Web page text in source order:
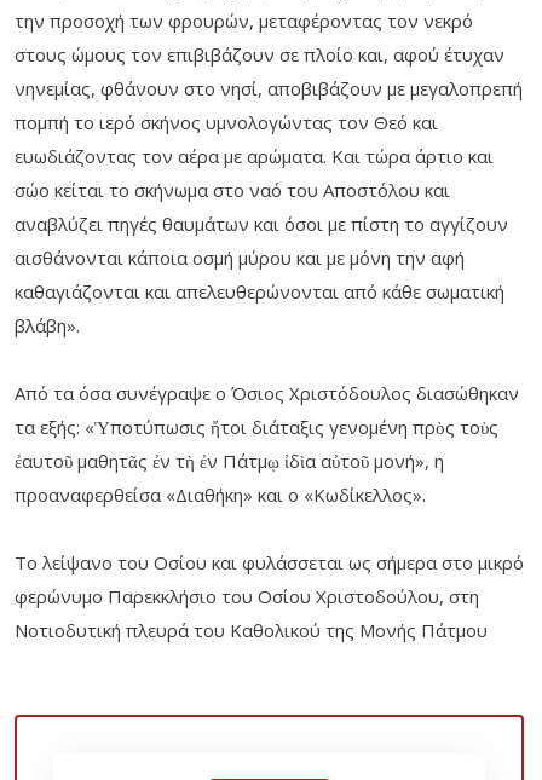
την προσοχή των φρουρών, μεταφέροντας τον νεκρό
στους ώμους τον επιβιβάζουν σε πλοίο και, αφού έτυχαν
νηνεμίας, φθάνουν στο νησί, αποβιβάζουν με μεγαλοπρεπή
πομπή το ιερό σκήνος υμνολογώντας τον Θεό και
ευωδιάζοντας τον αέρα με αρώματα. Και τώρα άρτιο και
σώο κείται το σκήνωμα στο ναό του Αποστόλου και
αναβλύζει πηγές θαυμάτων και όσοι με πίστη το αγγίζουν
αισθάνονται κάποια οσμή μύρου και με μόνη την αφή
καθαγιάζονται και απελευθερώνονται από κάθε σωματική
βλάβη».
Από τα όσα συνέγραψε ο Όσιος Χριστόδουλος διασώθηκαν
τα εξής: «Ὑποτύπωσις ἤτοι διάταξις γενομένη πρὸς τοὺς
ἐαυτοῦ μαθητᾶς ἐν τὴ ἐν Πάτμῳ ἰδὶα αὐτοῦ μονή», η
προαναφερθείσα «Διαθήκη» και ο «Κωδίκελλος».
Το λείψανο του Οσίου και φυλάσσεται ως σήμερα στο μικρό
φερώνυμο Παρεκκλήσιο του Οσίου Χριστοδούλου, στη
Νοτιοδυτική πλευρά του Καθολικού της Μονής Πάτμου